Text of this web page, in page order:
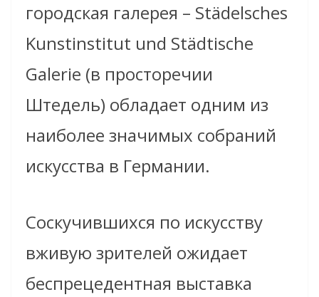
городская галерея – Städelsches
Kunstinstitut und Städtische
Galerie (в просторечии
Штедель) обладает одним из
наиболее значимых собраний
искусства в Германии.
Соскучившихся по искусству
вживую зрителей ожидает
беспрецедентная выставка